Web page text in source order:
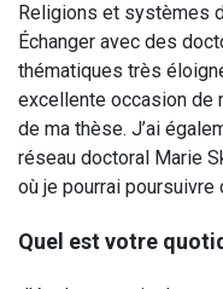
Religions et systèmes
Échanger avec des
thématiques très
excellente occasion de
de ma thèse. J’ai
réseau doctoral Marie
où je pourrai
Quel est votre